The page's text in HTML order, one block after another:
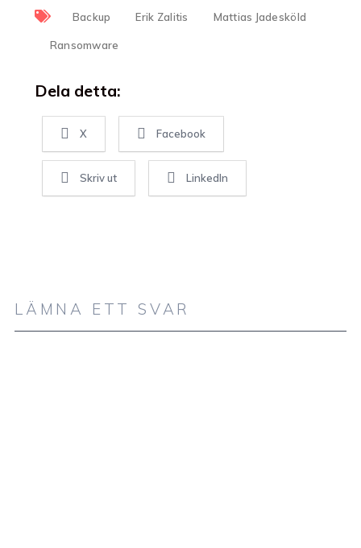
Backup Erik Zalitis Mattias Jadesköld
Ransomware
Dela detta:
X Facebook
Skriv ut LinkedIn
LÄMNA ETT SVAR